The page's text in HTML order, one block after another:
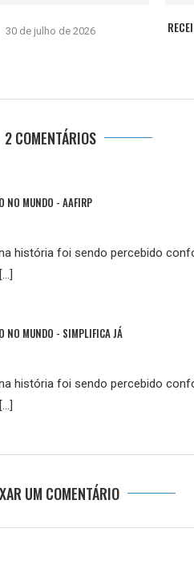
30 de julho de 2026
2 COMENTÁRIOS
NO MUNDO - AAFIRP
história foi sendo percebido
NO MUNDO - SIMPLIFICA JÁ
história foi sendo percebido
UM COMENTÁRIO